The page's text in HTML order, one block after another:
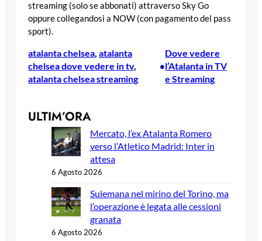
streaming (solo se abbonati) attraverso Sky Go
oppure collegandosi a NOW (con pagamento del pass
sport).
atalanta chelsea, atalanta
chelsea dove vedere in tv
atalanta chelsea streaming
•
Dove vedere
l’Atalanta in TV
e Streaming
ULTIM’ORA
Mercato, l’ex Atalanta Romero
verso l’Atletico Madrid: Inter in
attesa
6 Agosto 2026
Sulemana nel mirino del Torino, ma
l’operazione è legata alle cessioni
granata
6 Agosto 2026